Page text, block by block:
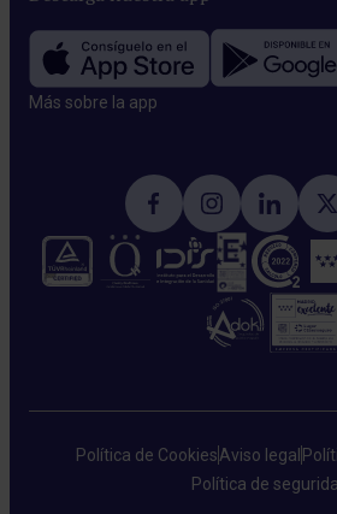
Más sobre la app​
Política de CookiesAviso legal
Política de